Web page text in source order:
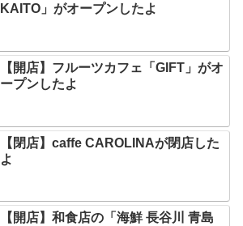
KAITO」がオープンしたよ
【開店】フルーツカフェ「GIFT」がオ
ープンしたよ
【閉店】caffe CAROLINAが閉店した
よ
【開店】和食店の「海鮮 長谷川 青島